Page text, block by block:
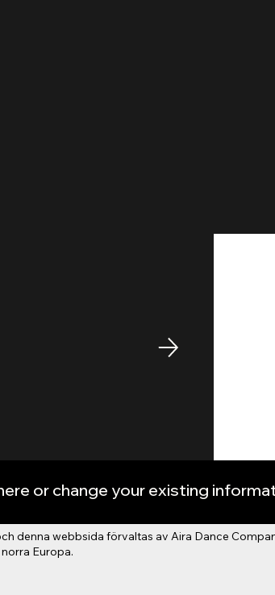
or change your existing
denna webbsida förvaltas av Aira Dance
Europa.